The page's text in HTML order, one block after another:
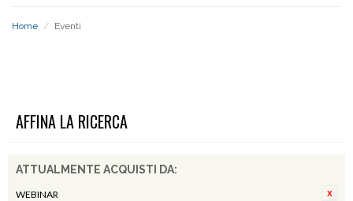
Home / Eventi
AFFINA LA RICERCA
ATTUALMENTE ACQUISTI DA:
WEBINAR